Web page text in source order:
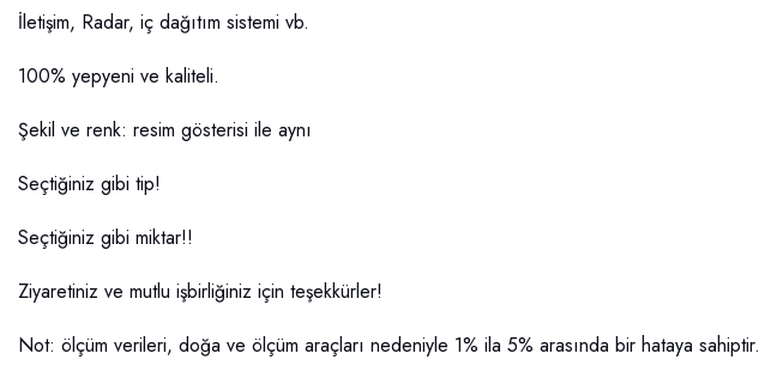
İletişim, Radar, iç dağıtım sistemi vb.
100% yepyeni ve kaliteli.
Şekil ve renk: resim gösterisi ile aynı
Seçtiğiniz gibi tip!
Seçtiğiniz gibi miktar!!
Ziyaretiniz ve mutlu işbirliğiniz için teşekkürler!
Not: ölçüm verileri, doğa ve ölçüm araçları nedeniyle 1% ila 5% arasında bir hataya sahiptir.